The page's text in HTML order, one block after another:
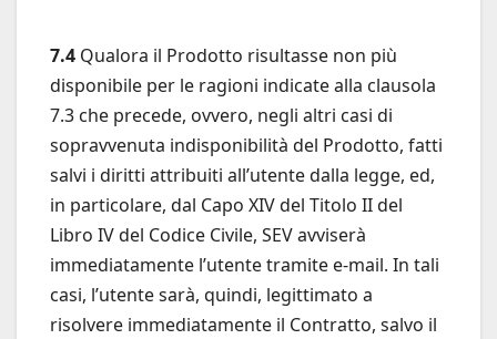
7.4 Qualora il Prodotto risultasse non più
disponibile per le ragioni indicate alla clausola
7.3 che precede, ovvero, negli altri casi di
sopravvenuta indisponibilità del Prodotto, fatti
salvi i diritti attribuiti all’utente dalla legge, ed,
in particolare, dal Capo XIV del Titolo II del
Libro IV del Codice Civile, SEV avviserà
immediatamente l’utente tramite e-mail. In tali
casi, l’utente sarà, quindi, legittimato a
risolvere immediatamente il Contratto, salvo il